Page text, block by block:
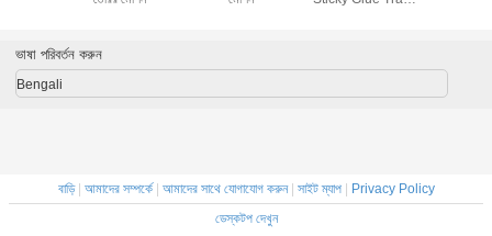
ভাষা পরিবর্তন করুন
Bengali
বাড়ি| আমাদের সম্পর্কে| আমাদের সাথে যোগাযোগ করুন| সাইট ম্যাপ|
Privacy Policy
ডেস্কটপ দেখুন